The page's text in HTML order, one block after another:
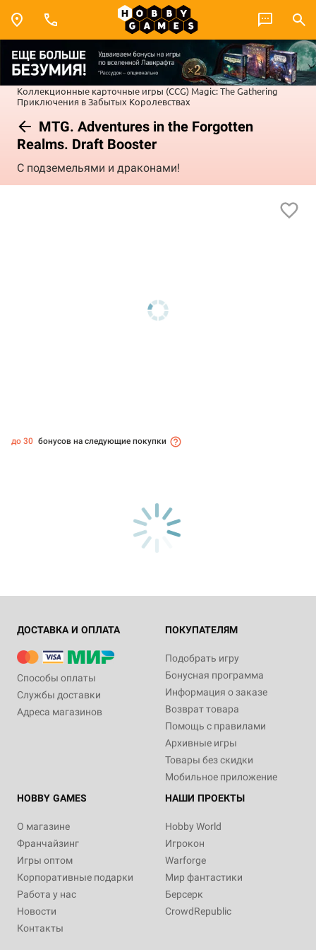
Коллекционные карточные игры (CCG) Magic: The Gathering
Приключения в Забытых Королевствах
MTG. Adventures in the Forgotten
Realms. Draft Booster
С подземельями и драконами!
до 30 бонусов на следующие покупки
ДОСТАВКА И ОПЛАТА
Способы оплаты
Службы доставки
Адреса магазинов
ПОКУПАТЕЛЯМ
Подобрать игру
Бонусная программа
Информация о заказе
Возврат товара
Помощь с правилами
Архивные игры
Товары без скидки
Мобильное приложение
HOBBY GAMES
О магазине
Франчайзинг
Игры оптом
Корпоративные подарки
Работа у нас
Новости
Контакты
НАШИ ПРОЕКТЫ
Hobby World
Игрокон
Warforge
Мир фантастики
Берсерк
CrowdRepublic